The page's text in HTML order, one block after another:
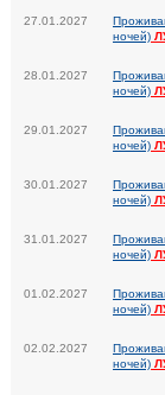
27.01.2027
ночей)
28.01.2027
ночей)
29.01.2027
ночей)
30.01.2027
ночей)
31.01.2027
ночей)
01.02.2027
ночей)
02.02.2027
ночей)